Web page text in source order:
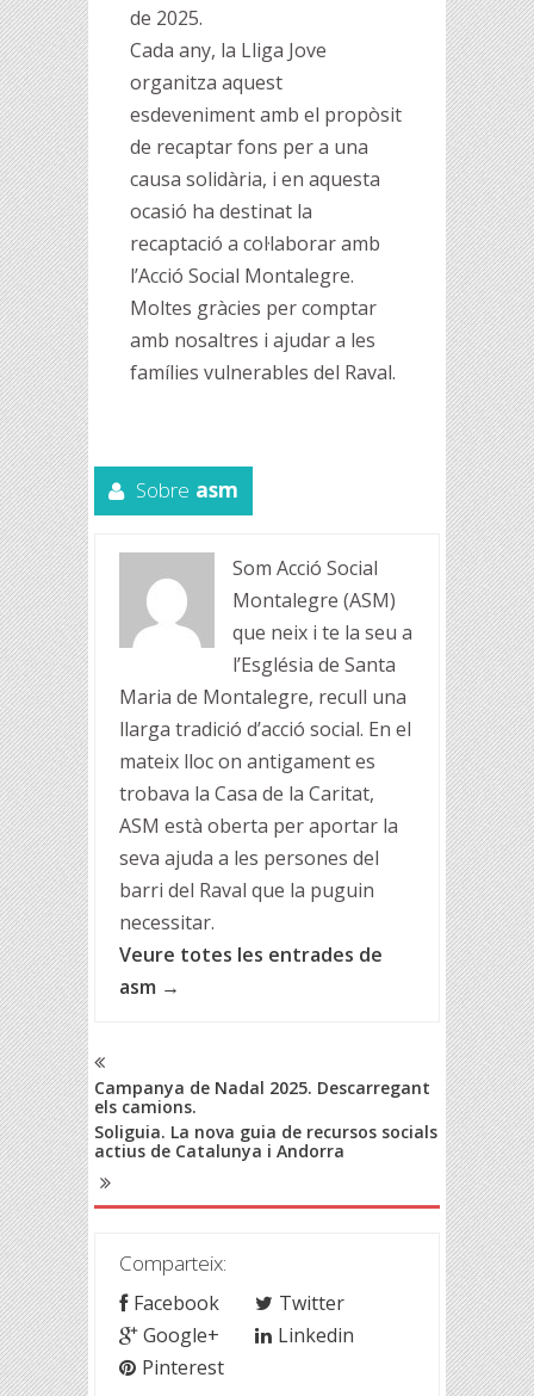
de 2025.
Cada any, la Lliga Jove
organitza aquest
esdeveniment amb el propòsit
de recaptar fons per a una
causa solidària, i en aquesta
ocasió ha destinat la
recaptació a col·laborar amb
l’Acció Social Montalegre.
Moltes gràcies per comptar
amb nosaltres i ajudar a les
famílies vulnerables del Raval.
Sobre asm
Som Acció Social
Montalegre (ASM)
que neix i te la seu a
l’Església de Santa
Maria de Montalegre, recull una
llarga tradició d’acció social. En el
mateix lloc on antigament es
trobava la Casa de la Caritat,
ASM està oberta per aportar la
seva ajuda a les persones del
barri del Raval que la puguin
necessitar.
Veure totes les entrades de
asm →
Campanya de Nadal 2025. Descarregant
els camions.
Soliguia. La nova guia de recursos socials
actius de Catalunya i Andorra
Comparteix:
Facebook
Twitter
Google+
Linkedin
Pinterest